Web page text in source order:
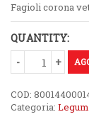
Fagioli corona
QUANTITY:
COD:
Categoria: